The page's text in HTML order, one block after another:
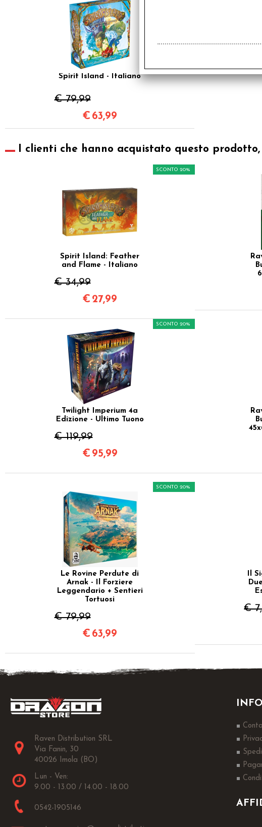
Spirit Island - Italiano
€ 79,99
€ 63,99
I clienti che hanno acquistato questo
Spirit Island: Feather
and Flame - Italiano
€ 34,99
SCONTO 20%
€ 27,99
Twilight Imperium 4a
Edizione - Ultimo Tuono
€ 119,99
SCONTO 20%
€ 95,99
Le Rovine Perdute di
Arnak - Il Forziere
Leggendario + Sentieri
Tortuosi
€ 79,99
SCONTO 20%
€ 63,99
Il
€
Raven Distribution SRL
Via Fanin, 30
40026 Imola (BO)
Lun - Ven:
9.00 - 13.00 / 14.00 - 18.00
0542-1905146